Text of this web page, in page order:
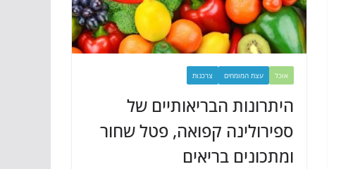
אוכל עצת המומחים צרכנות
היתרונות הבריאותיים של
ספירולינה קפואה, פטל שחור
ומתכונים בריאים